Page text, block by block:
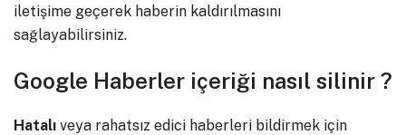
iletişime geçerek haberin kaldırılmasını
sağlayabilirsiniz.
Google Haberler içeriği nasıl silinir ?
Hatalı veya rahatsız edici haberleri bildirmek için